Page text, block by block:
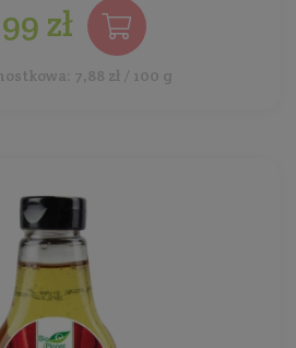
zł
7,88 zł / 100 g